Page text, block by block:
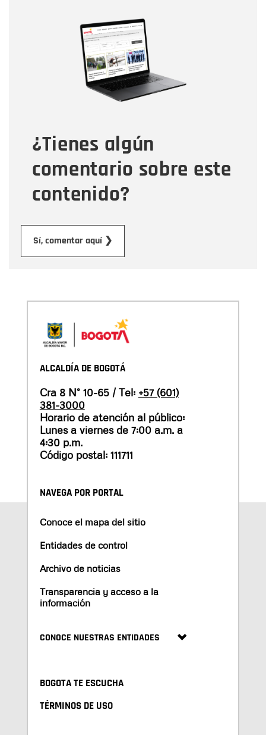
¿Tienes algún
comentario sobre este
contenido?
Sí, comentar aquí ❯
Correo electrónico
Tipo de comentario
Mensaje
ALCALDÍA DE BOGOTÁ
Cra 8 N° 10-65 / Tel: +57 (601)
381-3000
Horario de atención al público:
Lunes a viernes de 7:00 a.m. a
4:30 p.m.
Código postal: 111711
NAVEGA POR PORTAL
Conoce el mapa del sitio
Entidades de control
Archivo de noticias
Transparencia y acceso a la
información
CONOCE NUESTRAS ENTIDADES
BOGOTA TE ESCUCHA
TÉRMINOS DE USO